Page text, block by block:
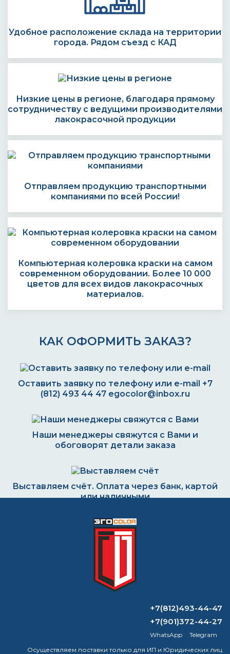
Удобное расположение склада на территории
города. Рядом съезд с КАД
Низкие цены в регионе, благодаря прямому
сотрудничеству с ведущими производителями
лакокрасочной продукции
Отправляем продукцию транспортными
компаниями по всей России!
Компьютерная колеровка краски на самом
современном оборудовании. Более 10 000
цветов для всех видов лакокрасочных
материалов.
КАК ОФОРМИТЬ ЗАКАЗ?
Оставить заявку по телефону или e-mail +7
(812) 493 44 47 egocolor@inbox.ru
Наши менеджеры свяжутся с Вами и
обоговорят детали заказа
Выставляем счёт. Оплата через банк, картой
или наличными
Формируем заказ и отправляем транспортной
ВОПРОС-ОТВЕТ
Что можно красить эмалью?
+7(812)493-44-47
+7(901)372-44-27
WhatsApp
Telegram
Осуществляем поставки только для ИП и Юридических лиц